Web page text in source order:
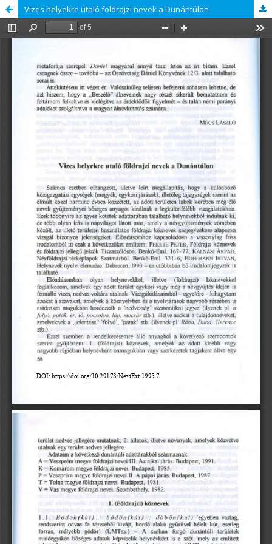
Vizes helyekre utaló földrajzi nevek a Dunántúlon